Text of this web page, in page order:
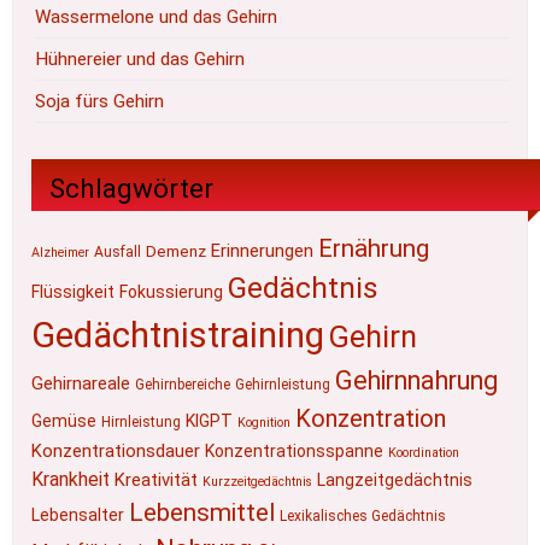
Wassermelone und das Gehirn
Hühnereier und das Gehirn
Soja fürs Gehirn
Schlagwörter
Alzheimer Ausfall Demenz Erinnerungen Ernährung
Flüssigkeit Fokussierung Gedächtnis
Gedächtnistraining Gehirn
Gehirnareale Gehirnbereiche Gehirnleistung Gehirnnahrung
Gemüse Hirnleistung KIGPT Kognition Konzentration
Konzentrationsdauer Konzentrationsspanne Koordination
Krankheit Kreativität Kurzzeitgedächtnis Langzeitgedächtnis
Lebensalter Lebensmittel Lexikalisches Gedächtnis